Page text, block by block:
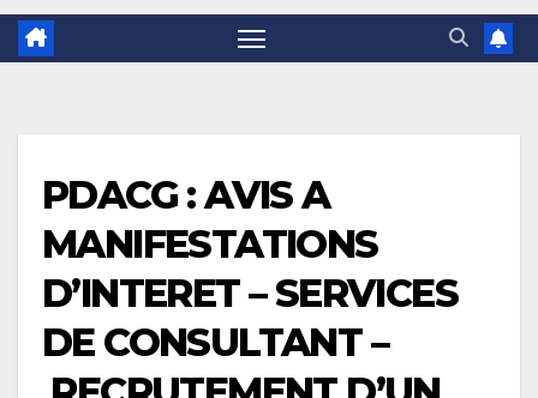
PDACG : AVIS A
MANIFESTATIONS
D’INTERET – SERVICES
DE CONSULTANT –